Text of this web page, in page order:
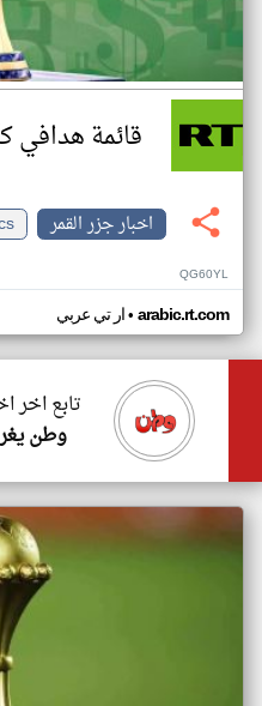
قائمة هدافي
اخبار جزر القمر
QG60YL
ار تي عربي• arabic.rt.com
تابع اخر
وطن